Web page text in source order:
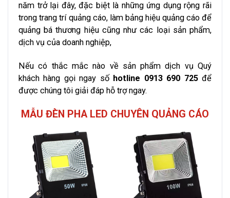
năm trở lại đây, đặc biệt là những ứng dụng rộng rãi
trong trang trí quảng cáo, làm bảng hiệu quảng cáo để
quảng bá thương hiệu cũng như các loại sản phẩm,
dịch vụ của doanh nghiệp,
Nếu có thắc mắc nào về sản phẩm dịch vụ Quý
khách hàng gọi ngay số hotline 0913 690 725để
được chúng tôi giải đáp hỗ trợ ngay.
MẪU ĐÈN PHA LED CHUYÊN QUẢNG CÁO